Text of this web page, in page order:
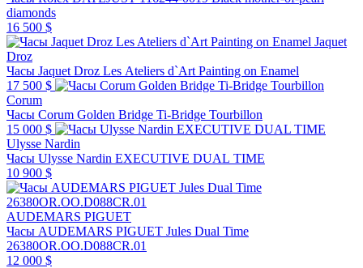
diamonds
16 500 $
Jaquet
Droz
Часы Jaquet Droz Les Ateliers d`Art Painting on Enamel
17 500 $
Corum
Часы Corum Golden Bridge Ti-Bridge Tourbillon
15 000 $
Ulysse Nardin
Часы Ulysse Nardin EXECUTIVE DUAL TIME
10 900 $
AUDEMARS PIGUET
Часы AUDEMARS PIGUET Jules Dual Time
26380OR.OO.D088CR.01
12 000 $